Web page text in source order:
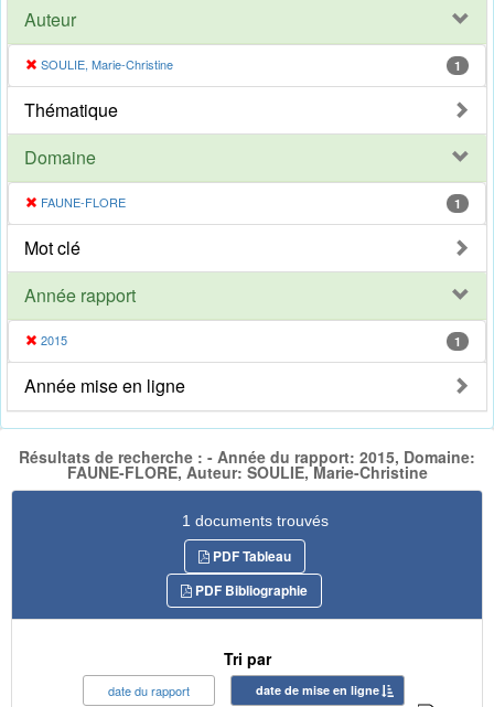
Auteur
SOULIE, Marie-Christine 1
Thématique
Domaine
FAUNE-FLORE 1
Mot clé
Année rapport
2015 1
Année mise en ligne
Résultats de recherche : - Année du rapport: 2015, Domaine:
FAUNE-FLORE, Auteur: SOULIE, Marie-Christine
1 documents trouvés
PDF Tableau
PDF Bibliographie
Tri par
date du rapport date de mise en ligne